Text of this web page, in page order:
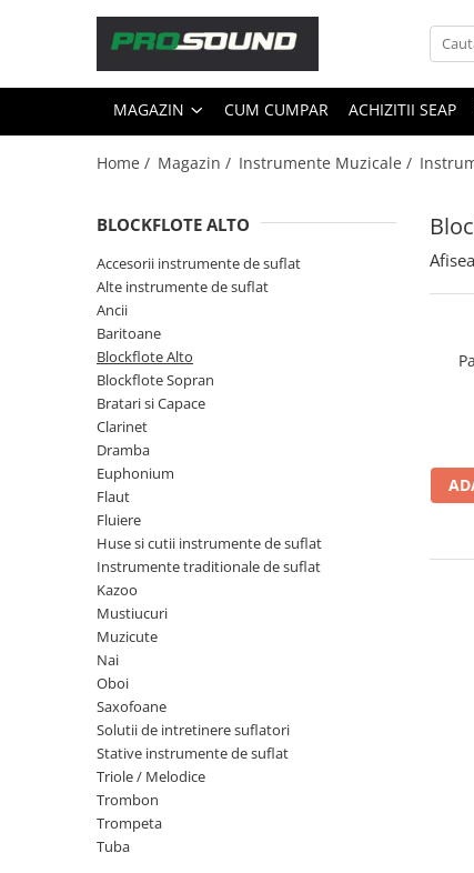
Magazin
Sonorizare / PA
Playere si Recordere
Power Conditioner
Unelte Audio
Microfoane
Accesorii de microfoane
Capsule de microfon
Case-uri de microfoane
Microfoane de broadcast
Microfoane de instrumente
Microfoane de masurare si
Microfoane de studio
Microfoane de Suprafata
Microfoane de voce si live
Microfoane lavaliera si headset
Microfoane podcast, USB, iOS /
Microfoane pt Camere Video
Microfoane pt instalatii si
Microfoane Ribbon
Microfoane stereo
Microfoane Suspendabile
MAGAZIN CUM CUMPAR ACHIZITII SEAP
Home / Magazin / Instrumente Muzicale /
BLOCKFLOTE ALTO
Accesorii instrumente de suflat
Alte instrumente de suflat
Ancii
Baritoane
Blockflote Alto
Blockflote Sopran
Bratari si Capace
Clarinet
Dramba
Euphonium
Flaut
Fluiere
Huse si cutii instrumente de suflat
Instrumente traditionale de suflat
Kazoo
Mustiucuri
Muzicute
Nai
Oboi
Saxofoane
Solutii de intretinere suflatori
Stative instrumente de suflat
Triole / Melodice
Trombon
Trompeta
Tuba